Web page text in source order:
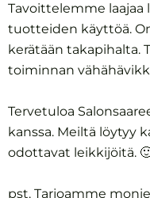
Tavoittelemme laajaa
tuotteiden käyttöä.
kerätään takapihalta.
toiminnan
Tervetuloa
kanssa. Meiltä löytyy
odottavat leikkijöitä.
pst. Tarjoamme